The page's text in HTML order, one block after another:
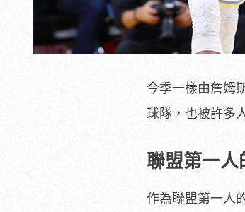
今季一樣由詹姆
球隊，也被許多
聯盟第一人
作為聯盟第一人